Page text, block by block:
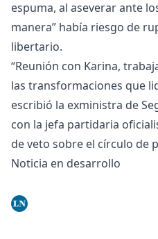
espuma, al aseverar ante
manera” había riesgo de
libertario.
“Reunión con Karina,
las transformaciones que
escribió la exministra de
con la jefa partidaria
de veto sobre el círculo de
Noticia en desarrollo